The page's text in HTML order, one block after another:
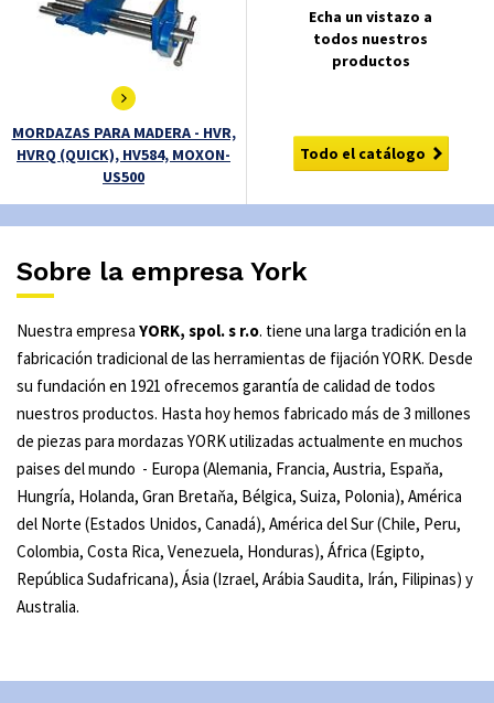
MORDAZAS PARA MADERA - HVR,
HVRQ (QUICK), HV584, MOXON-
US500
Echa un vistazo a
todos nuestros
productos
Todo el catálogo
Sobre la empresa York
Nuestra empresa YORK, spol. s r.o. tiene una larga tradición en la
fabricación tradicional de las herramientas de fijación YORK. Desde
su fundación en 1921 ofrecemos garantía de calidad de todos
nuestros productos. Hasta hoy hemos fabricado más de 3 millones
de piezas para mordazas YORK utilizadas actualmente en muchos
paises del mundo - Europa (Alemania, Francia, Austria, Espaňa,
Hungría, Holanda, Gran Bretaňa, Bélgica, Suiza, Polonia), América
del Norte (Estados Unidos, Canadá), América del Sur (Chile, Peru,
Colombia, Costa Rica, Venezuela, Honduras), África (Egipto,
República Sudafricana), Ásia (Izrael, Arábia Saudita, Irán, Filipinas) y
Australia.